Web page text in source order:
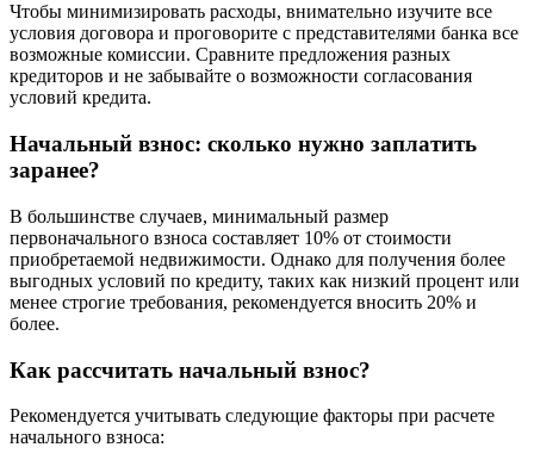
Чтобы минимизировать расходы, внимательно изучите все
условия договора и проговорите с представителями банка все
возможные комиссии. Сравните предложения разных
кредиторов и не забывайте о возможности согласования
условий кредита.
Начальный взнос: сколько нужно заплатить
заранее?
В большинстве случаев, минимальный размер
первоначального взноса составляет 10% от стоимости
приобретаемой недвижимости. Однако для получения более
выгодных условий по кредиту, таких как низкий процент или
менее строгие требования, рекомендуется вносить 20% и
более.
Как рассчитать начальный взнос?
Рекомендуется учитывать следующие факторы при расчете
начального взноса: